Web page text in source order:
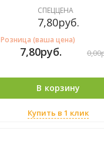
СПЕЦЦЕНА
7,80руб.
Розница (ваша цена)
7,80руб. 0,00
В корзину
Купить в 1 клик